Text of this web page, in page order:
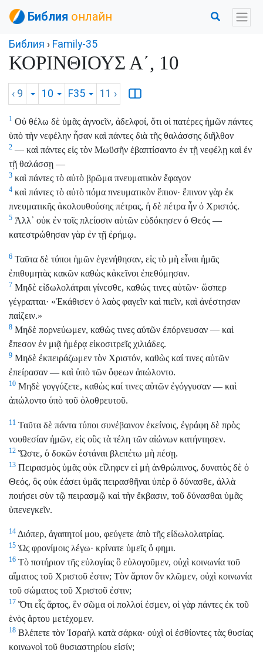
Библия онлайн
Библия › Family-35
ΚΟΡΙΝΘΙΟΥΣ Α΄, 10
‹ 9 10 F35 11 ›
1 Οὐ θέλω δὲ ὑμᾶς ἀγνοεῖν, ἀδελφοί, ὅτι οἱ πατέρες ἡμῶν πάντες
ὑπὸ τὴν νεφέλην ἦσαν καὶ πάντες διὰ τῆς θαλάσσης διῆλθον
2 — καὶ πάντες εἰς τὸν Μωϋσῆν ἐβαπτίσαντο ἐν τῇ νεφέλῃ καὶ ἐν
τῇ θαλάσσῃ —
3 καὶ πάντες τὸ αὐτὸ βρῶμα πνευματικὸν ἔφαγον
4 καὶ πάντες τὸ αὐτὸ πόμα πνευματικὸν ἔπιον· ἔπινον γὰρ ἐκ
πνευματικῆς ἀκολουθούσης πέτρας, ἡ δὲ πέτρα ἦν ὁ Χριστός.
5 Ἀλλ᾿ οὐκ ἐν τοῖς πλείοσιν αὐτῶν εὐδόκησεν ὁ Θεός —
κατεστρώθησαν γὰρ ἐν τῇ ἐρήμῳ.
6 Ταῦτα δὲ τύποι ἡμῶν ἐγενήθησαν, εἰς τὸ μὴ εἶναι ἡμᾶς
ἐπιθυμητὰς κακῶν καθὼς κἀκεῖνοι ἐπεθύμησαν.
7 Μηδὲ εἰδωλολάτραι γίνεσθε, καθώς τινες αὐτῶν· ὥσπερ
γέγραπται· «Ἐκάθισεν ὁ λαὸς φαγεῖν καὶ πιεῖν, καὶ ἀνέστησαν
παίζειν.»
8 Μηδὲ πορνεύωμεν, καθώς τινες αὐτῶν ἐπόρνευσαν — καὶ
ἔπεσον ἐν μιᾷ ἡμέρᾳ εἰκοσιτρεῖς χιλιάδες.
9 Μηδὲ ἐκπειράζωμεν τὸν Χριστόν, καθὼς καί τινες αὐτῶν
ἐπείρασαν — καὶ ὑπὸ τῶν ὄφεων ἀπώλοντο.
10 Μηδὲ γογγύζετε, καθὼς καί τινες αὐτῶν ἐγόγγυσαν — καὶ
ἀπώλοντο ὑπὸ τοῦ ὀλοθρευτοῦ.
11 Ταῦτα δὲ πάντα τύποι συνέβαινον ἐκείνοις, ἐγράφη δὲ πρὸς
νουθεσίαν ἡμῶν, εἰς οὓς τὰ τέλη τῶν αἰώνων κατήντησεν.
12 Ὥστε, ὁ δοκῶν ἑστάναι βλεπέτω μὴ πέσῃ.
13 Πειρασμὸς ὑμᾶς οὐκ εἴληφεν εἰ μὴ ἀνθρώπινος, δυνατὸς δὲ ὁ
Θεός, ὃς οὐκ ἐάσει ὑμᾶς πειρασθῆναι ὑπὲρ ὃ δύνασθε, ἀλλὰ
ποιήσει σὺν τῷ πειρασμῷ καὶ τὴν ἔκβασιν, τοῦ δύνασθαι ὑμᾶς
ὑπενεγκεῖν.
14 Διόπερ, ἀγαπητοί μου, φεύγετε ἀπὸ τῆς εἰδωλολατρίας.
15 Ὡς φρονίμοις λέγω· κρίνατε ὑμεῖς ὅ φημι.
16 Τὸ ποτήριον τῆς εὐλογίας ὃ εὐλογοῦμεν, οὐχὶ κοινωνία τοῦ
αἵματος τοῦ Χριστοῦ ἐστιν; Τὸν ἄρτον ὃν κλῶμεν, οὐχὶ κοινωνία
τοῦ σώματος τοῦ Χριστοῦ ἐστιν;
17 Ὅτι εἷς ἄρτος, ἓν σῶμα οἱ πολλοί ἐσμεν, οἱ γὰρ πάντες ἐκ τοῦ
ἑνὸς ἄρτου μετέχομεν.
18 Βλέπετε τὸν Ἰσραὴλ κατὰ σάρκα· οὐχὶ οἱ ἐσθίοντες τὰς θυσίας
κοινωνοὶ τοῦ θυσιαστηρίου εἰσίν;